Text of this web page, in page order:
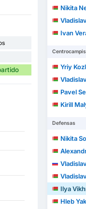
Nikita
Ivan
Yriy
Pavel
Kirill
Defensas
Nikita
Ilya
Hleb